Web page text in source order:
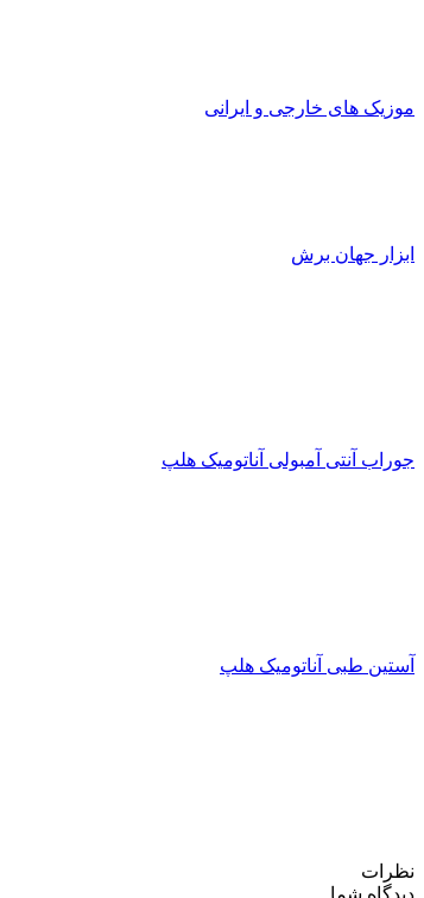
موزیک های خارجی و ایرانی
ابزار جهان برش
جوراب آنتی آمبولی آناتومیک هلپ
آستین طبی آناتومیک هلپ
نظرات
دیدگاه شما